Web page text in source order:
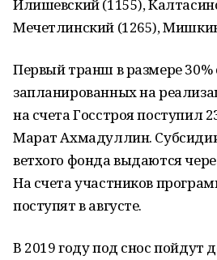
Илишевский (1155),
Мечетлинский (1265),
Первый транш в размере 30%
запланированных на
на счета Госстроя поступил
Марат Ахмадуллин.
ветхого фонда выдаются
На счета участников
поступят в августе.
В 2019 году под снос пойдут